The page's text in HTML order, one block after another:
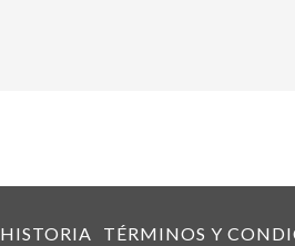
HISTORIA TÉRMINOS Y